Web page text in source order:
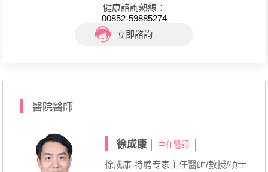
健康諮詢熱線：
00852-59885274
立即諮詢
醫院醫師
徐成康 主任醫師
徐成康 特聘专家主任醫師/教授/碩士